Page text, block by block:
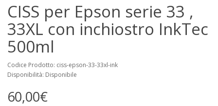
CISS per Epson serie 33 ,
33XL con inchiostro InkTec
500ml
Codice Prodotto: ciss-epson-33-33xl-ink
Disponibilità: Disponibile
60,00€